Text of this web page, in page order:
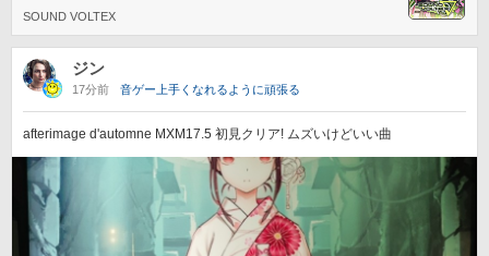
SOUND VOLTEX
ジン
17分前 音ゲー上手くなれるように頑張る
afterimage d'automne MXM17.5 初見クリア! ムズいけどいい曲